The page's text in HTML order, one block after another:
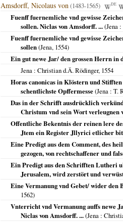
Amsdorff, Nicolaus von(1483-1565) DE
Fuenff fuernemliche vnd gewisse
sollen. Niclas von Amsdorff. ...(Jena :
Fuenff fuernemliche vnd gewisse
sollen(Jena, 1554)
Ein gut newe Jar/ den grossen Herrn in
Jena : Christian d.Ä. Rödinger, 1554
Horas canonicas in Klöstern und
schentlichste Opffermesse(Jena : T.
Das in der Schrifft ausdrücklich
Christum vnd sein Wort verleugnen
Offentliche Bekentnis der reinen lere
Jtem ein Register Jllyrici etlicher
Eine Predigt aus dem Comment, des
gezogen, von rechtschaffener und
Ein Predigt aus den Schrifften Lutheri
Jerusalem, wird zerstört und
Eine Vermanung vnd Gebet/ wider den
1562)
Vnterricht vnd Vermanung auffs newe
Niclas von Amsdorff. ...(Jena :